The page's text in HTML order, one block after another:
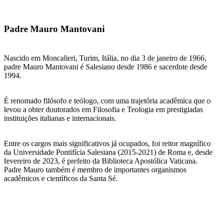
Padre Mauro Mantovani
Nascido em Moncalieri, Turim, Itália, no dia 3 de janeiro de 1966,
padre Mauro Mantovani é Salesiano desde 1986 e sacerdote desde
1994.
É renomado filósofo e teólogo, com uma trajetória acadêmica que o
levou a obter doutorados em Filosofia e Teologia em prestigiadas
instituições italianas e internacionais.
Entre os cargos mais significativos já ocupados, foi reitor magnífico
da Universidade Pontifícia Salesiana (2015-2021) de Roma e, desde
fevereiro de 2023, é prefeito da Biblioteca Apostólica Vaticana.
Padre Mauro também é membro de importantes organismos
acadêmicos e científicos da Santa Sé.